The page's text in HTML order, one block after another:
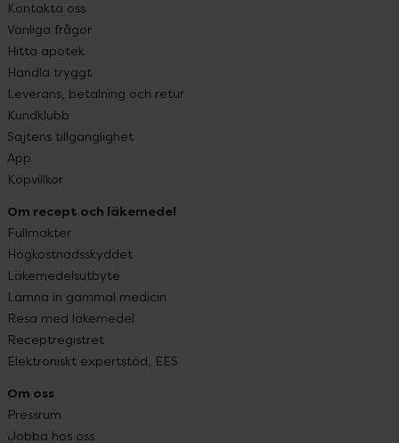
Kontakta oss
Vanliga frågor
Hitta apotek
Handla tryggt
Leverans, betalning och retur
Kundklubb
Sajtens tillgänglighet
App
Köpvillkor
Om recept och läkemedel
Fullmakter
Högkostnadsskyddet
Läkemedelsutbyte
Lämna in gammal medicin
Resa med läkemedel
Receptregistret
Elektroniskt expertstöd, EES
Om oss
Pressrum
Jobba hos oss